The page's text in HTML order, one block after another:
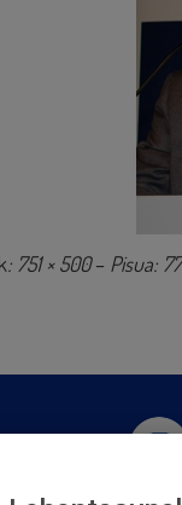
: 751 × 500– Pisua: